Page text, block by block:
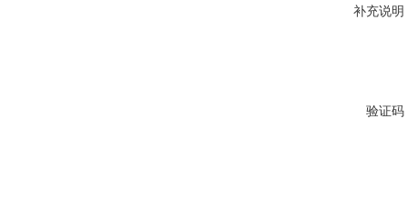
补充说明
验证码